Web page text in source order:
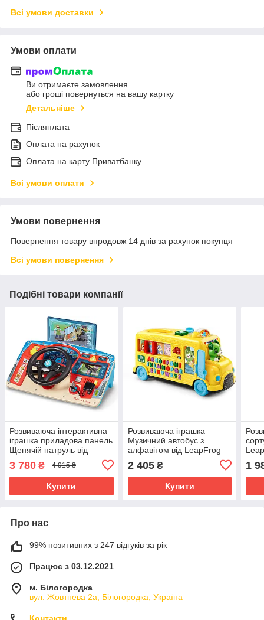
Всі умови доставки
Умови оплати
Ви отримаєте замовлення
або гроші повернуться на вашу картку
Детальніше
Післяплата
Оплата на рахунок
Оплата на карту Приватбанку
Всі умови оплати
Умови повернення
Повернення товару впродовж 14 днів за рахунок покупця
Всі умови повернення
Подібні товари компанії
Розвиваюча інтерактивна
іграшка приладова панель
Щенячій патруль від
Melissa & Doug (106-694)
3 780 ₴ 4 915 ₴
Купити
Розвиваюча іграшка
Музичний автобус з
алфавітом від LeapFrog
2 405₴
Купити
1
Про нас
99% позитивних з 247 відгуків за рік
Працює з 03.12.2021
м. Білогородка
вул. Жовтнева 2а, Білогородка, Україна